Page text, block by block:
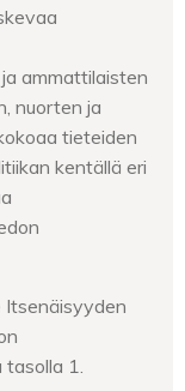
ammattilaisten
nuorten ja
tieteiden
kentällä eri
Itsenäisyyden
1.